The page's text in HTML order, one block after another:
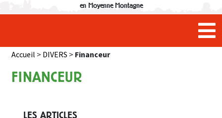
en Moyenne Montagne
Accueil > DIVERS > Financeur
FINANCEUR
LES ARTICLES